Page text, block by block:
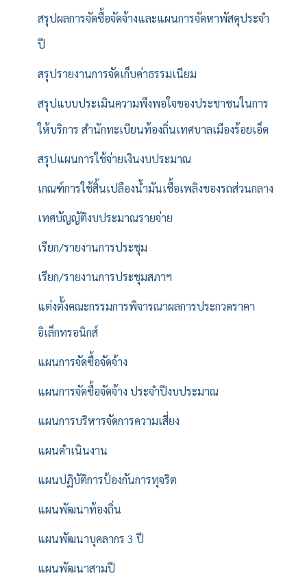
สรุปผลการจัดซื้อจัดจ้างและแผนการจัดหาพัสดุประจำ
ปี
สรุปรายงานการจัดเก็บค่าธรรมเนียม
สรุปแบบประเมินความพึงพอใจของประชาชนในการ
ให้บริการ สำนักทะเบียนท้องถิ่นเทศบาลเมืองร้อยเอ็ด
สรุปแผนการใช้จ่ายเงินงบประมาณ
เกณฑ์การใช้สิ้นเปลืองน้ำมันเชื้อเพลิงของรถส่วนกลาง
เทศบัญญัติงบประมาณรายจ่าย
เรียก/รายงานการประชุม
เรียก/รายงานการประชุมสภาฯ
แต่งตั้งคณะกรรมการพิจารณาผลการประกวดราคา
อิเล็กทรอนิกส์
แผนการจัดซื้อจัดจ้าง
แผนการจัดซื้อจัดจ้าง ประจำปีงบประมาณ
แผนการบริหารจัดการความเสี่ยง
แผนดำเนินงาน
แผนปฏิบัติการป้องกันการทุจริต
แผนพัฒนาท้องถิ่น
แผนพัฒนาบุคลากร 3 ปี
แผนพัฒนาสามปี